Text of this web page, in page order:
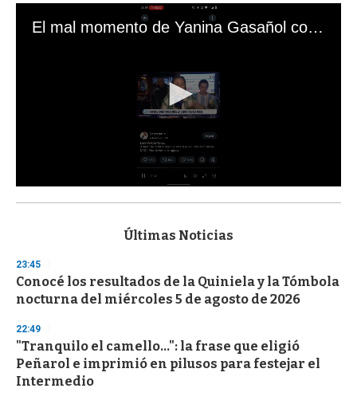
El mal momento de Yanina Gasañol con un hincha argentino en "Subrayado"
s
d
s
o
f
3
s
e
c
o
Últimas Noticias
23:45
Conocé los resultados de la Quiniela y la Tómbola
nocturna del miércoles 5 de agosto de 2026
22:49
"Tranquilo el camello...": la frase que eligió
Peñarol e imprimió en pilusos para festejar el
Intermedio